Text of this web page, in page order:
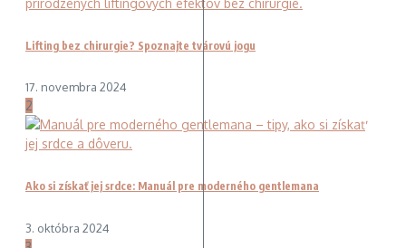
Lifting bez chirurgie? Spoznajte tvárovú jogu
17. novembra 2024
2
Ako si získať jej srdce: Manuál pre moderného gentlemana
3. októbra 2024